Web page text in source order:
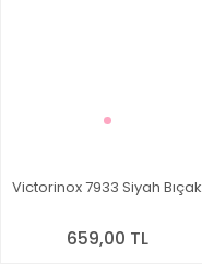
Victorinox 7933 Siyah Bıçak
659,00 TL